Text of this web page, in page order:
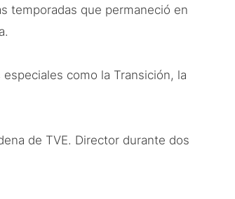
temporadas que permaneció en
como la Transición, la
de TVE. Director durante dos